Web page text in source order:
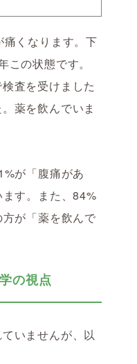
くなります。下
の状態です。
査を受けました
薬を飲んでいま
が「腹痛があ
す。また、84%
が「薬を飲んで
の視点
いませんが、以